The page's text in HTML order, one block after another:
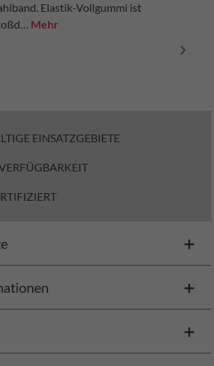
Elastik-Vollgummi ist
Mehr
EINSATZGEBIETE